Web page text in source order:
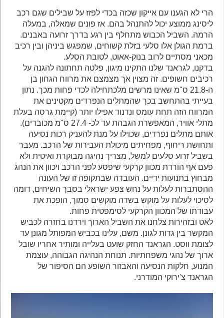
הרי לא הגענו עם אייקון שכזה בכדי לפזז על שבילים שגם רכב
ליסינג ממוצע יכול להתנהל בהם. אז פונים שמאלה, במעלה
הרמה. השביל הכבוש מתחלף בין רגע בדרך זרועה באבנים.
ברמת הגולן אלו סלעי בזלת קשוחים, שמפגש ביניהן ובין רכיב
מכאני מסתיים לרוב בנוק-אאוט, לטובת הסלע.
בדקנו, לגראנד שלנו התקינו מיגון, פלטה תחתונה להגנה על
רכיבים חשופים. זה מצוין אך מצמצם את מרווח הגחון בן
ה-21.8 ס"מ שאינו מרשים מלכתחילה לכדי פחות מכך. נתון
בעייתי בהתחשב בכך שהמתלים הנפרדים מקטינים את
המרווח הזה תחת עומס ונדנוד אפילו יותר (קיימת גרסה בעלת
מתלי אוויר, המאפשרת הגבהת עד לכ- 27.4 ס"מ מכובדים).
אותם מתלים נפרדים, שכוילו על מנת להעניק רכות נסיעה
ותחושת ריחוף, מפחיתים מיכולת העבירות של הרכב. מעבר
בשביל זרוע סלעים למשל, מצריך נהיגה מבוקרת ואיטית ולא
פעם אף הורדת מכוון קרקעי שיפסע לפני הרכב ויכוון את הנהג
מבחוץ בתנועות ידיים. העובדה שבתקופה זו של העונה
ההסתברות לעלות על נחש צפע ישראלי בסבך השיחים, דומה
לסיכוי לעלות על מוקש בשדה מוקשים סמוך, הופכת את
עבודתו של המכוון הקרקעי לסימפטית פחות.
לאט ובזהירות צלחנו את השביל הארוך וירדנו בחזרה לכביש
המקשר בין גדות לגונן. משם, עלינו בכביש המפותל מגונן עד
לצומת ווסט. הגראנד החזק שועט בעלייה ומותיר אחריו שובל
ארוך של נהגי משפחתיות. תנוחת הנהיגה הגבוהה, עוצמת
המנוע, חלקות הנסיעה והאבזור השופע הם הסיפור של
הגראנד צ'ירוקי המודרני.